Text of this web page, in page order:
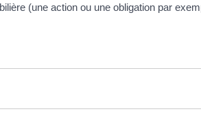
(une action ou une obligation par